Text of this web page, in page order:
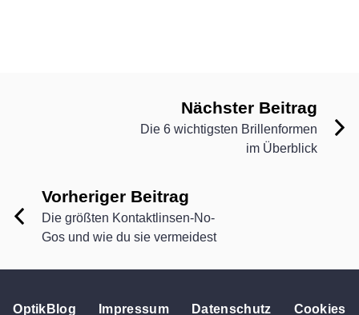
Vorheriger Beitrag
Die größten Kontaktlinsen-No-
Gos und wie du sie vermeidest
Nächster Beitrag
Die 6 wichtigsten Brillenformen
im Überblick
OptikBlog Impressum Datenschutz Cookies